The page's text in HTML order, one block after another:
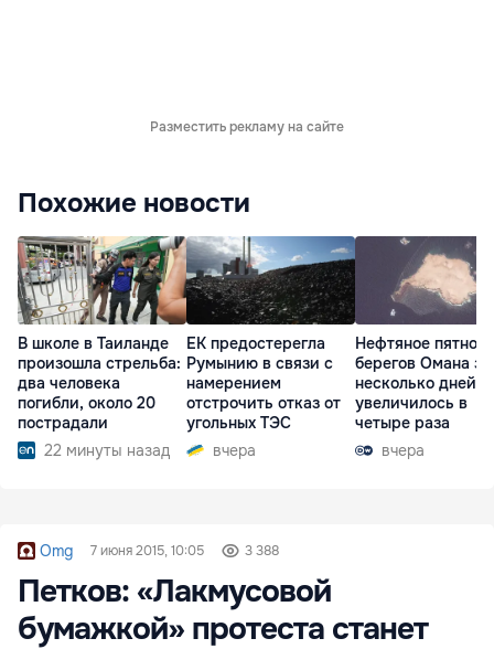
Разместить рекламу на сайте
Похожие новости
В школе в Таиланде
произошла стрельба:
два человека
погибли, около 20
пострадали
22 минуты назад
ЕК предостерегла
Румынию в связи с
намерением
отстрочить отказ от
угольных ТЭС
вчера
Нефтяное пятно у
берегов Омана за
несколько дней
увеличилось в
четыре раза
вчера
Omg 7 июня 2015, 10:05 3 388
Петков: «Лакмусовой
бумажкой» протеста станет